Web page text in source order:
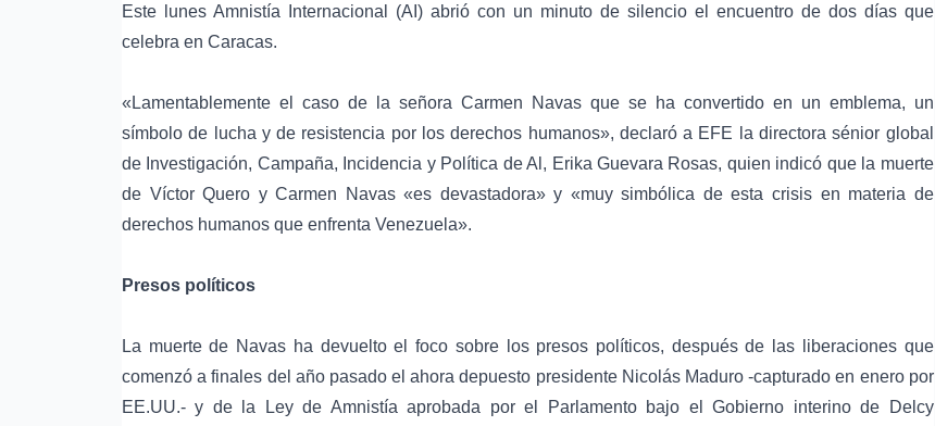
Este lunes Amnistía Internacional (AI) abrió con un minuto de silencio el encuentro de dos días que
celebra en Caracas.
«Lamentablemente el caso de la señora Carmen Navas que se ha convertido en un emblema, un
símbolo de lucha y de resistencia por losderechos humanos», declaró a EFE la directora sénior global
de Investigación, Campaña, Incidencia y Política de Al, Erika Guevara Rosas, quien indicó que la muerte
de Víctor Quero y Carmen Navas «es devastadora» y «muy simbólica de esta crisis en materia de
derechos humanos que enfrenta Venezuela».
Presos políticos
La muerte de Navas ha devuelto el foco sobre los presos políticos, después de las liberaciones que
comenzó a finales del año pasado el ahora depuesto presidente Nicolás Maduro-capturado en enero por
EE.UU.- y de la
Ley de Amnistía aprobada por el Parlamento bajo el Gobierno interino de Delcy